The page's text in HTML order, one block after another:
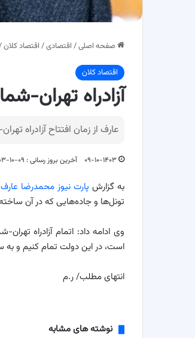
صفحه اصلی/ اقتصادی/ اقتصاد کلان
اقتصاد کلان
آزادراه تهران-
عارف از زمان افتتاح آزادراه
۰۹-۱۰-۱۴۰۳ آخرین بروز رسانی : ۰۹-۱۰-۱۴۰۳
به گزارش پارت نیوز محمدرضا عارف
تونل‌ها و جاده‌هایی که در آن
است، در این دولت تمام کنیم و به
انتهای مطلب/ ر.م
نوشته های مشابه